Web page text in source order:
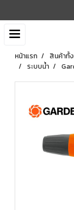
หน้าแรก สินค้าทั้
ระบบน้ำ